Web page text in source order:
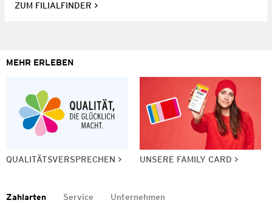
ZUM FILIALFINDER
MEHR ERLEBEN
QUALITÄTSVERSPRECHEN UNSERE FAMILY CARD
Zahlarten Service Unternehmen